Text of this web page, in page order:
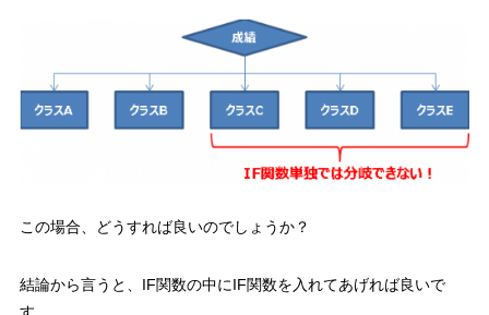
この場合、どうすれば良いのでしょうか？
結論から言うと、 IF関数の中にIF関数を入れてあげれば良いで
す。